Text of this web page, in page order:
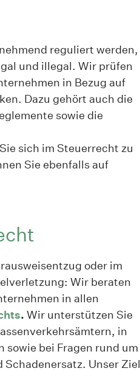
reguliert werden,
und illegal. Wir prüfen
in Bezug auf
Dazu gehört auch die
sowie die
sich im Steuerrecht zu
Sie ebenfalls auf
oder im
Wir beraten
in allen
. Wir unterstützen Sie
in
bei Fragen rund um
Unser Ziel